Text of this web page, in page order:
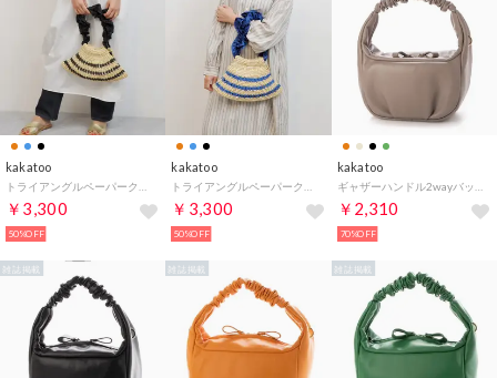
kakatoo
￥3,300
50%OFF
kakatoo
￥3,300
50%OFF
kakatoo
￥2,310
70%OFF
雑誌掲載 雑誌掲載 雑誌掲載